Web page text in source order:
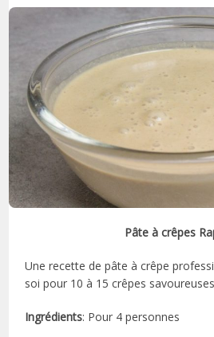
Pâte à crêpes
Une recette de pâte à crêpe
soi pour 10 à 15 crêpes
Ingrédients: Pour 4 personnes